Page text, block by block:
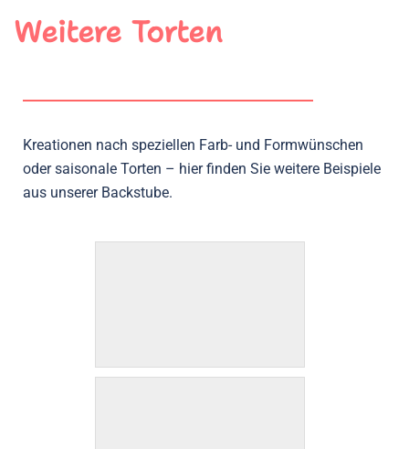
Weitere Torten
Kreationen nach speziellen Farb- und Formwünschen
oder saisonale Torten – hier finden Sie weitere Beispiele
aus unserer Backstube.